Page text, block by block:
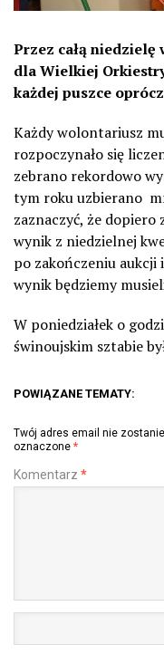
Przez całą
dla Wielkiej
każdej puszce
Każdy wolontariusz
rozpoczynało się
zebrano rekordowo
tym roku uzbierano
zaznaczyć, że dopiero
wynik z niedzielnej
po zakończeniu
wynik będziemy
W poniedziałek o
świnoujskim sztabie
POWIĄZANE TEMATY:
Twój adres email nie
oznaczone *
Komentarz *